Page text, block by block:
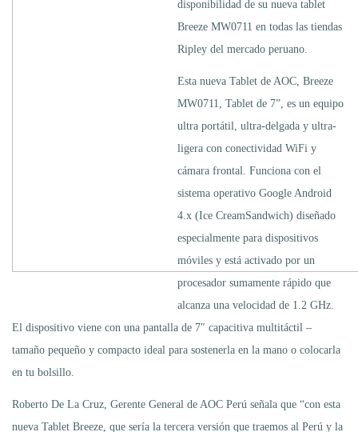
disponibilidad de su nueva tablet
Breeze MW0711 en todas las tiendas
Ripley del mercado peruano.
Esta nueva Tablet de AOC, Breeze
MW0711, Tablet de 7”, es un equipo
ultra portátil, ultra-delgada y ultra-
ligera con conectividad WiFi y
cámara frontal. Funciona con el
sistema operativo Google Android
4.x (Ice CreamSandwich) diseñado
especialmente para dispositivos
móviles y está activado por un
procesador sumamente rápido que
alcanza una velocidad de 1.2 GHz.
El dispositivo viene con una pantalla de 7″ capacitiva multitáctil –
tamaño pequeño y compacto ideal para sostenerla en la mano o colocarla
en tu bolsillo.
Roberto De La Cruz, Gerente General de AOC Perú señala que “con esta
nueva Tablet Breeze, que sería la tercera versión que traemos al Perú y la